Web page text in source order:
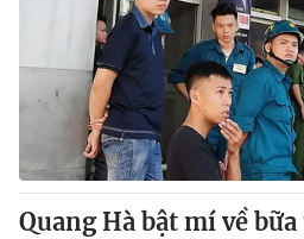
Quang Hà bật mí về